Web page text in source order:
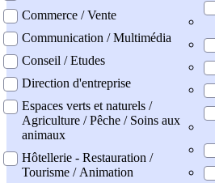
Commerce / Vente
Communication / Multimédia
Conseil / Etudes
Direction d'entreprise
Espaces verts et naturels /
Agriculture / Pêche / Soins aux
animaux
Hôtellerie - Restauration /
Tourisme / Animation